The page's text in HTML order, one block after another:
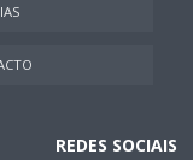
REDES SOCIAIS